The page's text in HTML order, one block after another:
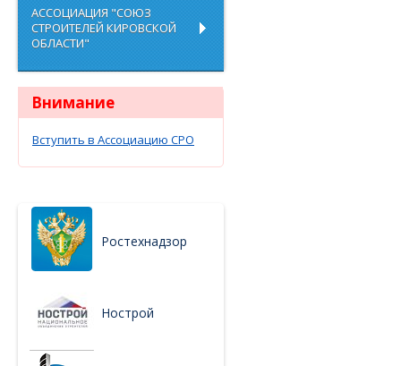
АССОЦИАЦИЯ "СОЮЗ
СТРОИТЕЛЕЙ КИРОВСКОЙ
ОБЛАСТИ"
Внимание
Вступить в Ассоциацию СРО
Ростехнадзор
Нострой